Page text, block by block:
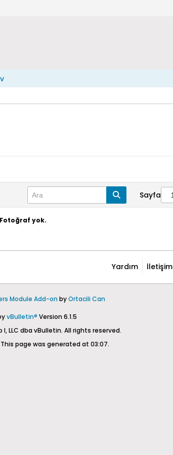
Sayfa
Fotoğraf yok.
Yardım İletişim
Module Add-on byOrtacili Can
vBulletin® Version 6.1.5
I, LLC dba vBulletin. All rights reserved.
This page was generated at 03:07.